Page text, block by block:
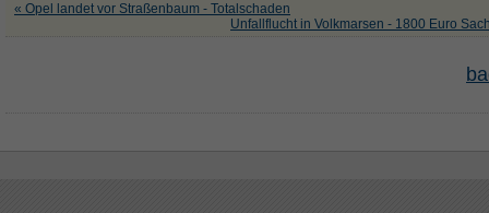
« Opel landet vor Straßenbaum - Totalschaden
Unfallflucht in Volkmarsen - 1800 Euro